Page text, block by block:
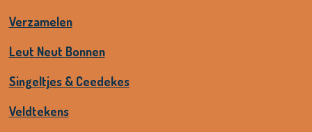
Verzamelen
Leut Neut Bonnen
Singeltjes & Ceedekes
Veldtekens